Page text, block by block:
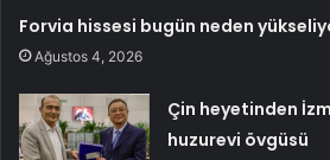
Forvia hissesi bugün neden
Ağustos 4, 2026
Çin heyetinden
huzurevi övgüsü